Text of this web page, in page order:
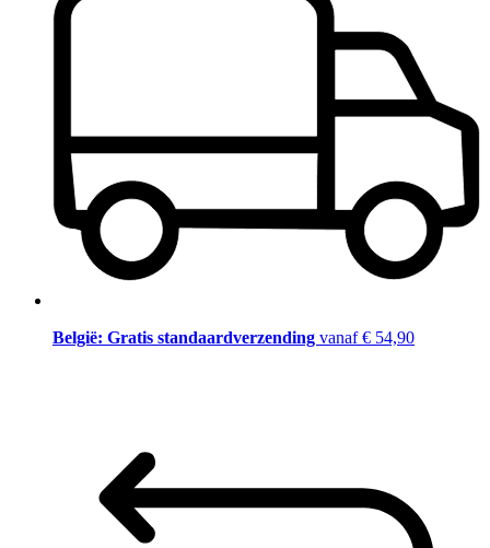
België: Gratis standaardverzending vanaf € 54,90